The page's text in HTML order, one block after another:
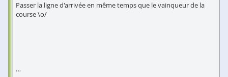
Passer la ligne d'arrivée en même temps que le vainqueur de la
course \o/
…